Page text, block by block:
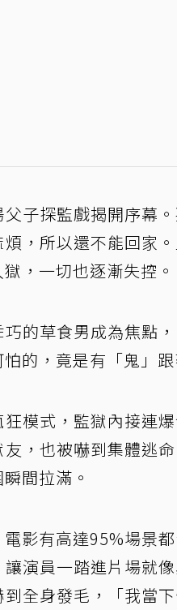
子探監戲揭開序幕
，所以還不能回家
，一切也逐漸失控。
的草食男成為焦點
的，竟是有「鬼」
模式，監獄內接連
，也被嚇到集體逃
間拉滿。
影有高達95%場景
演員一踏進片場就
全身發毛，「我當